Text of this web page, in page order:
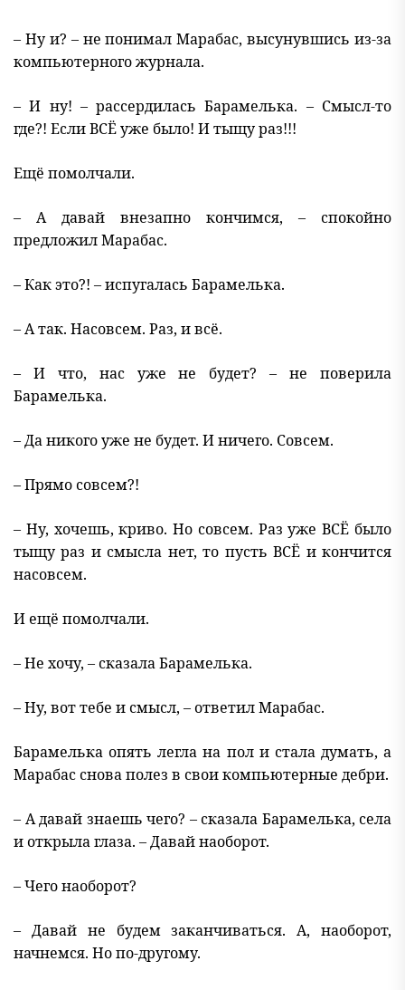
– Ну и? – не понимал Марабас, высунувшись из-за
компьютерного журнала.
– И ну! – рассердилась Барамелька. – Смысл-то
где?! Если ВСЁ уже было! И тыщу раз!!!
Ещё помолчали.
– А давай внезапно кончимся, – спокойно
предложил Марабас.
– Как это?! – испугалась Барамелька.
– А так. Насовсем. Раз, и всё.
– И что, нас уже не будет? – не поверила
Барамелька.
– Да никого уже не будет. И ничего. Совсем.
– Прямо совсем?!
– Ну, хочешь, криво. Но совсем. Раз уже ВСЁ было
тыщу раз и смысла нет, то пусть ВСЁ и кончится
насовсем.
И ещё помолчали.
– Не хочу, – сказала Барамелька.
– Ну, вот тебе и смысл, – ответил Марабас.
Барамелька опять легла на пол и стала думать, а
Марабас снова полез в свои компьютерные дебри.
– А давай знаешь чего? – сказала Барамелька, села
и открыла глаза. – Давай наоборот.
– Чего наоборот?
– Давай не будем заканчиваться. А, наоборот,
начнемся. Но по-другому.